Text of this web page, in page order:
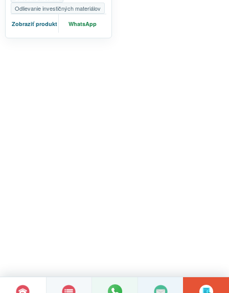
nehrdzavejúcej ocele
Odlievanie investičných materiálov
Zobraziť produkt WhatsApp